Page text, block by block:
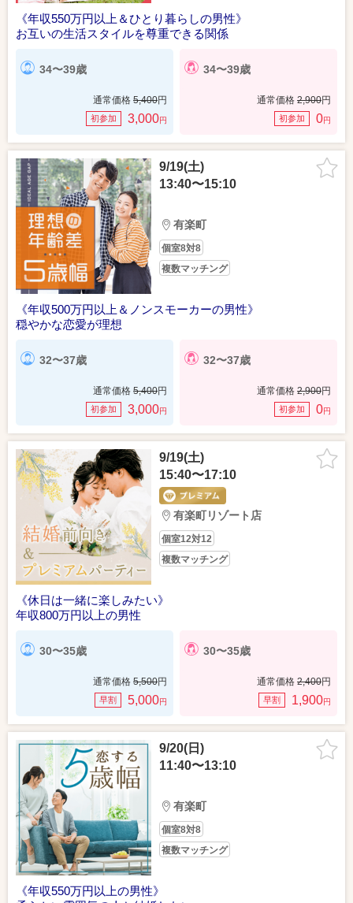
《年収550万円以上＆ひとり暮らしの男性》
お互いの生活スタイルを尊重できる関係
34〜39歳
通常価格 5,400円
初参加 3,000円
34〜39歳
通常価格 2,900円
初参加 0円
9/19(土)
13:40〜15:10
有楽町
個室8対8
複数マッチング
《年収500万円以上＆ノンスモーカーの男性》
穏やかな恋愛が理想
32〜37歳
通常価格 5,400円
初参加 3,000円
32〜37歳
通常価格 2,900円
初参加 0円
9/19(土)
15:40〜17:10
有楽町リゾート店
個室12対12
複数マッチング
《休日は一緒に楽しみたい》
年収800万円以上の男性
30〜35歳
通常価格 5,500円
早割 5,000円
30〜35歳
通常価格 2,400円
早割 1,900円
9/20(日)
11:40〜13:10
有楽町
個室8対8
複数マッチング
《年収550万円以上の男性》